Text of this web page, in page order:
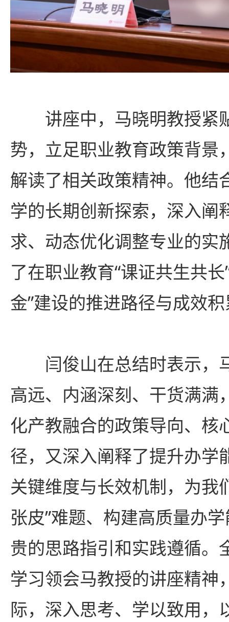
讲座中，马晓明教授紧
势，立足职业教育政策背景
解读了相关政策精神。他结
学的长期创新探索，深入阐
求、动态优化调整专业的实
了在职业教育“课证共生共
金”建设的推进路径与成效
闫俊山在总结时表示，
高远、内涵深刻、干货满满
化产教融合的政策导向、核
径，又深入阐释了提升办学
关键维度与长效机制，为我
张皮”难题、构建高质量办
贵的思路指引和实践遵循。
学习领会马教授的讲座精神
际，深入思考、学以致用，